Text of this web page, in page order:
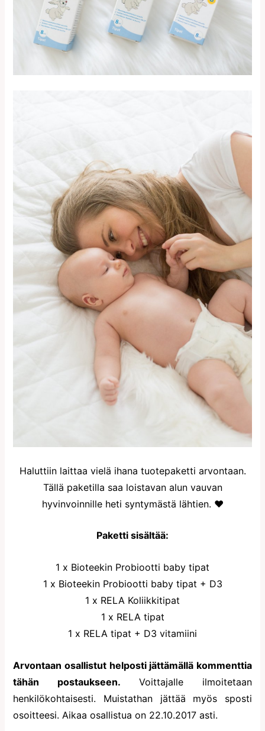
Haluttiin laittaa vielä ihana tuotepaketti arvontaan.
Tällä paketilla saa loistavan alun vauvan
hyvinvoinnille heti syntymästä lähtien. ♥
Paketti sisältää:
1 x Bioteekin Probiootti baby tipat
1 x Bioteekin Probiootti baby tipat + D3
1 x RELA Koliikkitipat
1 x RELA tipat
1 x RELA tipat + D3 vitamiini
Arvontaan osallistut helposti jättämällä kommenttia
tähän postaukseen. Voittajalle ilmoitetaan
henkilökohtaisesti. Muistathan jättää myös sposti
osoitteesi. Aikaa osallistua on 22.10.2017 asti.